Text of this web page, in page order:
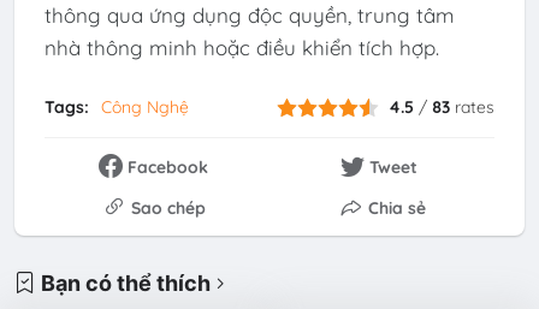
thông qua ứng dụng độc quyền, trung tâm
nhà thông minh hoặc điều khiển tích hợp.
Tags: Công Nghệ 4.5 / 83 rates
Facebook
Tweet
Sao chép
Chia sẻ
Bạn có thể thích